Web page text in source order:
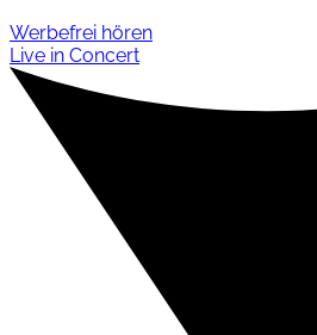
Werbefrei hören
Live in Concert